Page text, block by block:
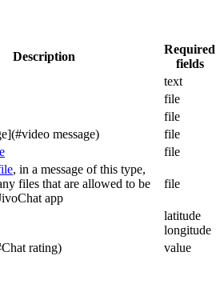
Description
Required
fields
text
file
file
message)
file
file
, in a message of this type,
files that are allowed to be
app
file
latitude
longitude
rating)
value